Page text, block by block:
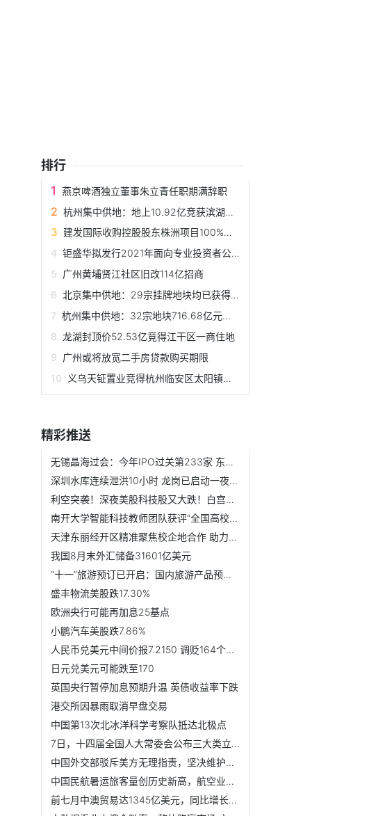
排行
燕京啤酒独立董事朱立青任职期满辞职
杭州集中供地：地上10.92亿竞获滨湖新区一宅地
建发国际收购控股股东株洲项目100%股权 耗资21.14亿元
钜盛华拟发行2021年面向专业投资者公开发行公司债券
广州黄埔贤江社区旧改114亿招商
北京集中供地：29宗挂牌地块均已获得报价
杭州集中供地：32宗地块716.68亿元收官
龙湖封顶价52.53亿竞得江干区一商住地
广州或将放宽二手房贷款购买期限
义乌天钲置业竞得杭州临安区太阳镇宅地
精彩推送
无锡晶海过会：今年IPO过关第233家 东方投行过3单
深圳水库连续泄洪10小时 龙岗已启动一夜一级响应
利空突袭！深夜美股科技股又大跌！白宫周围一度关闭 啥情况？
南开大学智能科技教师团队获评“全国高校黄大年式教师团队”
天津东丽经开区精准聚焦校企地合作 助力区域经济高质量发展
我国8月末外汇储备31601亿美元
“十一”旅游预订已开启：国内旅游产品预订同比大增5倍
盛丰物流美股跌17.30%
欧洲央行可能再加息25基点
小鹏汽车美股跌7.86%
人民币兑美元中间价报7.2150 调贬164个基点
日元兑美元可能跌至170
英国央行暂停加息预期升温 英债收益率下跌
港交所因暴雨取消早盘交易
中国第13次北冰洋科学考察队抵达北极点
7日，十四届全国人大常委会公布三大类立法规划
中国外交部驳斥美方无理指责，坚决维护国家核心利益
中国民航暑运旅客量创历史新高，航空业持续复苏
前七月中澳贸易达1345亿美元，同比增长5.4%